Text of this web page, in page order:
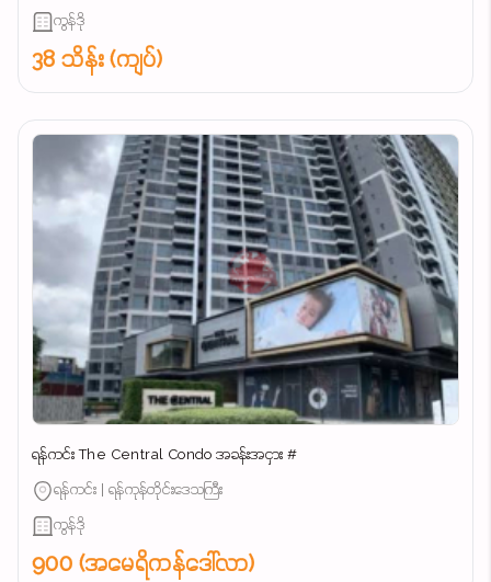
ကွန်ဒို
38 သိန်း (ကျပ်)
ရန်ကင်း The Central Condo အခန်းအငှား #
ရန်ကင်း | ရန်ကုန်တိုင်းဒေသကြီး
ကွန်ဒို
900 (အမေရိကန်ဒေါ်လာ)